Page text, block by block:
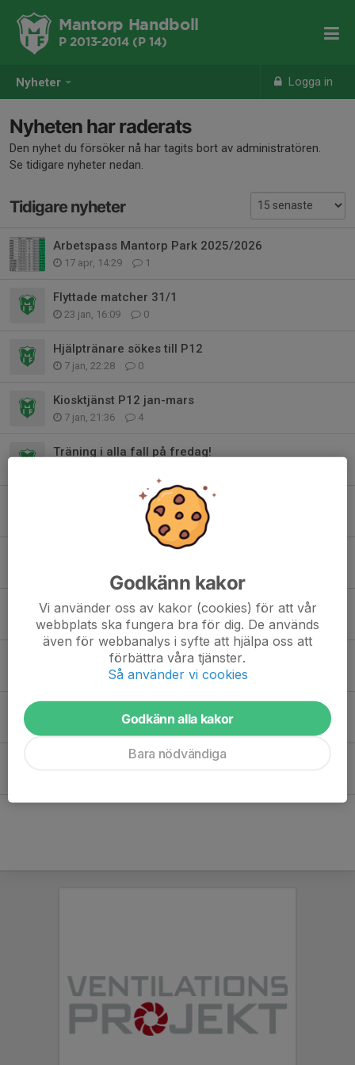
Nyheter Logga in
Mantorp Handboll
P 2013-2014 (P 14)
Nyheten har raderats
Den nyhet du försöker nå har tagits bort av administratören.
Se tidigare nyheter nedan.
Tidigare nyheter
Arbetspass Mantorp Park 2025/2026
17 apr, 14:29 1
Flyttade matcher 31/1
23 jan, 16:09 0
Hjälptränare sökes till P12
7 jan, 22:28 0
Kiosktjänst P12 jan-mars
7 jan, 21:36 4
Träning i alla fall på fredag!
Inventering P12 6/12
Viktig information v 45
Träning höstlovet
23 okt 2025 0
Lagfotografering 4/11
1 okt 2025 0
0
Mantorp Park-arbetspass för säsongen 2024/2025
Godkänn kakor
Vi använder oss av kakor (cookies) för att vår
webbplats ska fungera bra för dig. De används
även för webbanalys i syfte att hjälpa oss att
förbättra våra tjänster.
Så använder vi cookies
Godkänn alla kakor
Bara nödvändiga